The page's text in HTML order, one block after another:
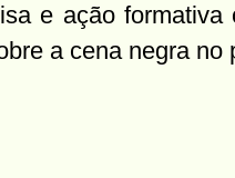
e ação formativa
a cena negra no